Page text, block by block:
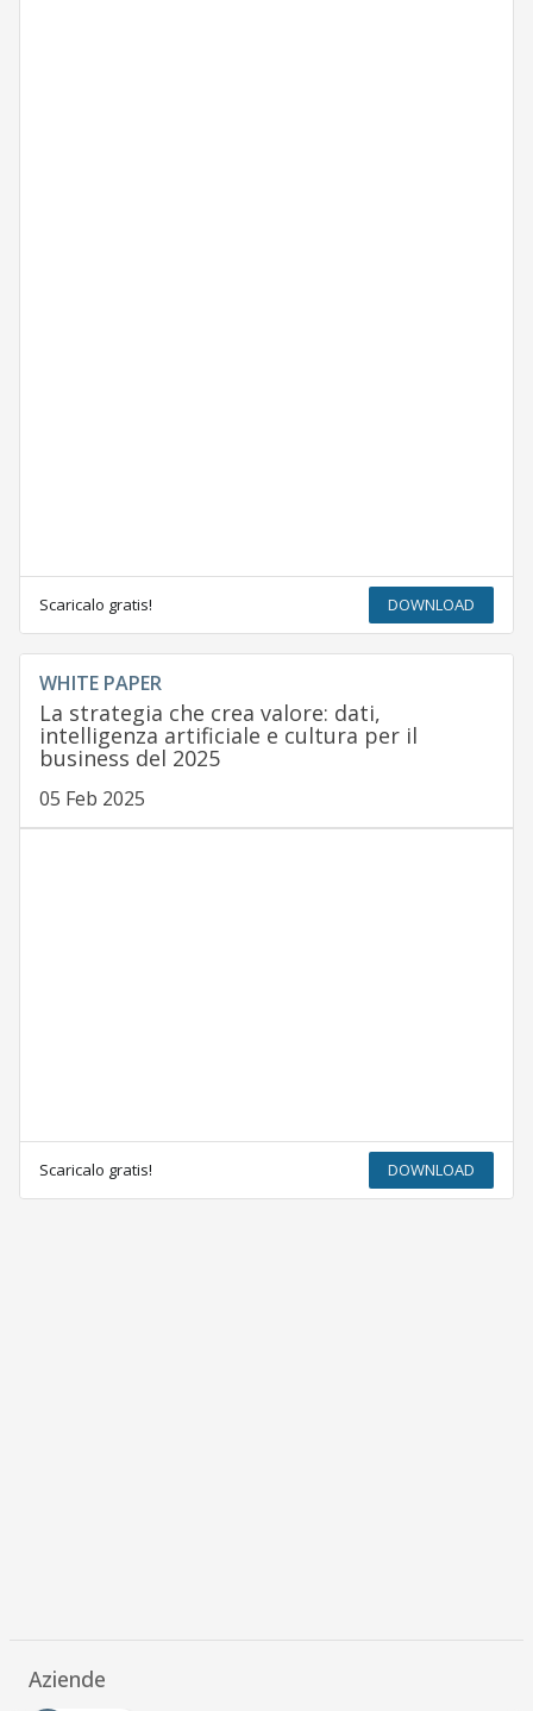
Scaricalo gratis! DOWNLOAD
WHITE PAPER
La strategia che crea valore: dati,
intelligenza artificiale e cultura per il
business del 2025
05 Feb 2025
Scaricalo gratis! DOWNLOAD
Aziende